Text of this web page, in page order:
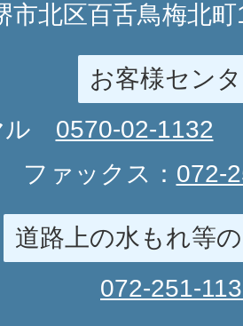
市北区百舌鳥梅北
お客様セン
ル 0570-02-1132
ファックス： 072-
道路上の水もれ等
072-251-